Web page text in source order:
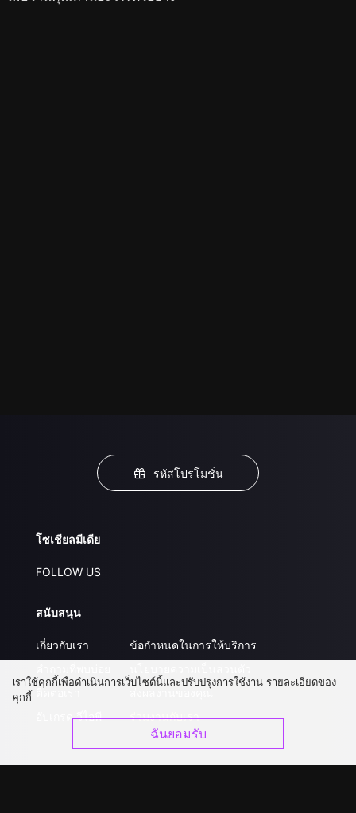
รหัสโปรโมชั่น
โซเชียลมีเดีย
FOLLOW US
สนับสนุน
เกี่ยวกับเรา
ติดต่อเรา
อัปเกรด วีไอพี
ข้อกำหนดในการให้บริการ
ส่งผลงานของคุณ
ร่วมงานกับเรา
เราใช้คุกกี้เพื่อดำเนินการเว็บไซต์นี้และปรับปรุงการใช้งาน รายละเอียดของ
คุกกี้
ฉันยอมรับ